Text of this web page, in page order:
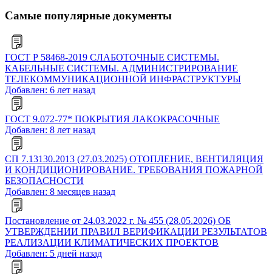
Самые популярные документы
ГОСТ Р 58468-2019 СЛАБОТОЧНЫЕ СИСТЕМЫ.
КАБЕЛЬНЫЕ СИСТЕМЫ. АДМИНИСТРИРОВАНИЕ
ТЕЛЕКОММУНИКАЦИОННОЙ ИНФРАСТРУКТУРЫ
Добавлен: 6 лет назад
ГОСТ 9.072-77* ПОКРЫТИЯ ЛАКОКРАСОЧНЫЕ
Добавлен: 8 лет назад
СП 7.13130.2013 (27.03.2025) ОТОПЛЕНИЕ, ВЕНТИЛЯЦИЯ
И КОНДИЦИОНИРОВАНИЕ. ТРЕБОВАНИЯ ПОЖАРНОЙ
БЕЗОПАСНОСТИ
Добавлен: 8 месяцев назад
Постановление от 24.03.2022 г. № 455 (28.05.2026) ОБ
УТВЕРЖДЕНИИ ПРАВИЛ ВЕРИФИКАЦИИ РЕЗУЛЬТАТОВ
РЕАЛИЗАЦИИ КЛИМАТИЧЕСКИХ ПРОЕКТОВ
Добавлен: 5 дней назад